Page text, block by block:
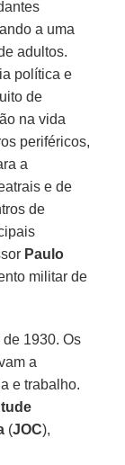
a uma
adultos.
política e
de
na vida
periféricos,
a
e de
de
Paulo
militar de
1930. Os
a
e trabalho.
(JOC),